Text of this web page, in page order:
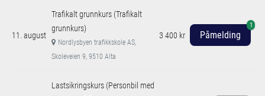
11. august
Trafikalt grunnkurs (Trafikalt
grunnkurs)
Nordlysbyen trafikkskole AS,
Skoleveien 9, 9510 Alta
3 400 kr Påmelding
1
Lastsikringskurs (Personbil med